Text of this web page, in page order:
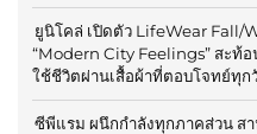
ยูนิโคล่ เปิดตัว LifeWear Fall/
“Modern City Feelings” สะท้
ใช้ชีวิตผ่านเสื้อผ้าที่ตอบโจทย์ทุก
ซีพีแรม ผนึกกำลังทุกภาคส่วน สา